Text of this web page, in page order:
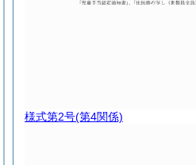
様式第2号(第4関係)